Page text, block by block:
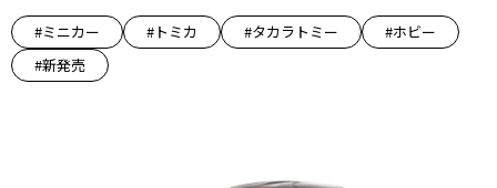
#ミニカー #トミカ #タカラトミー
#ホビー
#新発売